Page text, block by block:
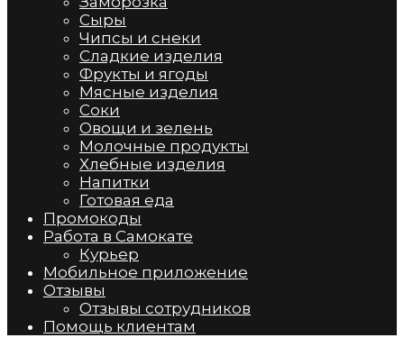
Сыры
Чипсы и снеки
Сладкие изделия
Фрукты и ягоды
Мясные изделия
Соки
Овощи и зелень
Молочные продукты
Хлебные изделия
Напитки
Готовая еда
Промокоды
Работа в Самокате
Курьер
Мобильное приложение
Отзывы
Отзывы сотрудников
Помощь клиентам